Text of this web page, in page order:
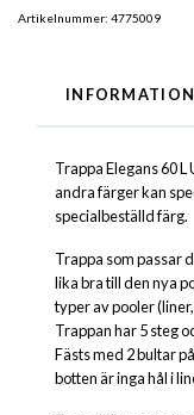
Artikelnummer: 4775009
INFORMATION
Trappa Elegans 60
andra färger kan
specialbeställd färg.
Trappa som passar
lika bra till den nya
typer av pooler
Trappan har 5 steg
Fästs med 2 bultar
botten är inga hål i